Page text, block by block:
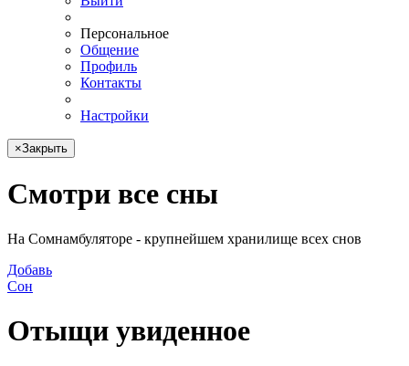
Персональное
Общение
Профиль
Контакты
Настройки
×Закрыть
Смотри все сны
На Сомнамбуляторе - крупнейшем хранилище всех снов
Добавь
Сон
Отыщи увиденное